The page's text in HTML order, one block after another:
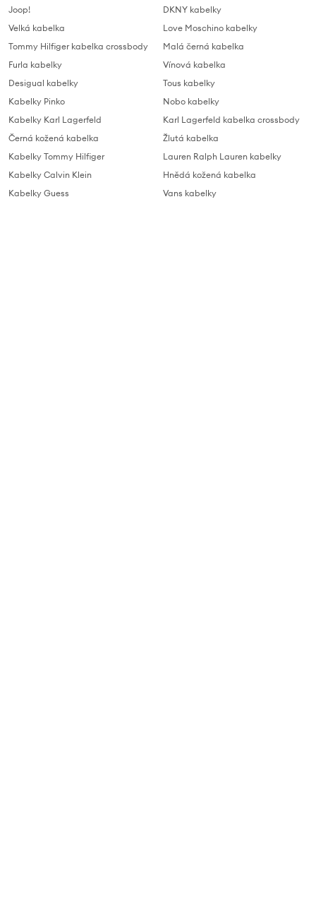
Joop!
Velká kabelka
Tommy Hilfiger kabelka crossbody
Furla kabelky
Desigual kabelky
Kabelky Pinko
Kabelky Karl Lagerfeld
Černá kožená kabelka
Kabelky Tommy Hilfiger
Kabelky Calvin Klein
Kabelky Guess
DKNY kabelky
Love Moschino kabelky
Malá černá kabelka
Vínová kabelka
Tous kabelky
Nobo kabelky
Karl Lagerfeld kabelka crossbody
Žlutá kabelka
Lauren Ralph Lauren kabelky
Hnědá kožená kabelka
Vans kabelky